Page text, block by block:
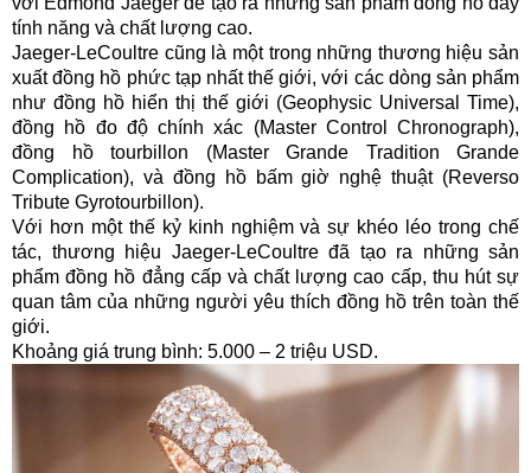
tính năng và chất lượng cao.
Jaeger-LeCoultre cũng là một trong những thương hiệu sản
xuất đồng hồ phức tạp nhất thế giới, với các dòng sản phẩm
như đồng hồ hiển thị thế giới (Geophysic Universal Time),
đồng hồ đo độ chính xác (Master Control Chronograph),
đồng hồ tourbillon (Master Grande Tradition Grande
Complication), và đồng hồ bấm giờ nghệ thuật (Reverso
Tribute Gyrotourbillon).
Với hơn một thế kỷ kinh nghiệm và sự khéo léo trong chế
tác, thương hiệu Jaeger-LeCoultre đã tạo ra những sản
phẩm đồng hồ đẳng cấp và chất lượng cao cấp, thu hút sự
quan tâm của những người yêu thích đồng hồ trên toàn thế
giới.
Khoảng giá trung bình: 5.000 – 2 triệu USD.